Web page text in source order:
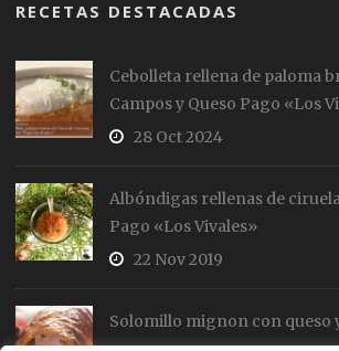
RECETAS DESTACADAS
Cebolleta rellena de paloma
Campos y Queso Pago «Los
28 Oct 2024
Albóndigas rellenas de
Pago «Los Vivales»
22 Nov 2019
Solomillo mignon con queso